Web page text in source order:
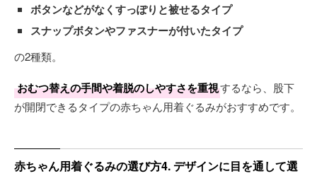
ボタンなどがなくすっぽりと被せるタイプ
スナップボタンやファスナーが付いたタイプ
の2種類。
おむつ替えの手間や着脱のしやすさを重視するなら、股下
が開閉できるタイプの赤ちゃん用着ぐるみがおすすめです。
赤ちゃん用着ぐるみの選び方4. デザインに目を通して選